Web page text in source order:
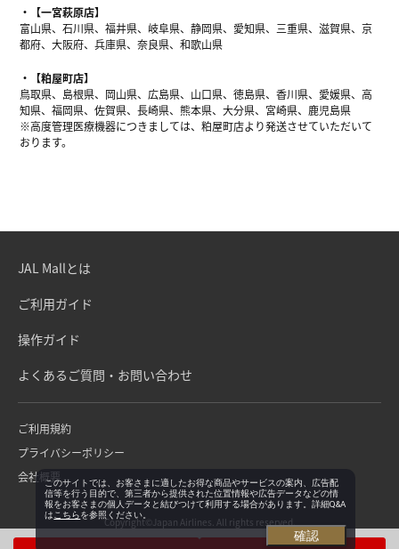
【一宮萩原店】
富山県、石川県、福井県、岐阜県、静岡県、愛知県、三重県、滋賀県、京
都府、大阪府、兵庫県、奈良県、和歌山県
【粕屋町店】
鳥取県、島根県、岡山県、広島県、山口県、徳島県、香川県、愛媛県、高
知県、福岡県、佐賀県、長崎県、熊本県、大分県、宮崎県、鹿児島県
※高度管理医療機器につきましては、粕屋町店より発送させていただいて
おります。
JAL Mallとは
ご利用ガイド
操作ガイド
よくあるご質問・お問い合わせ
ご利用規約
プライバシーポリシー
会社概要
Copyright©Japan Airlines. All rights reserved.
このサイトでは、お客さまに適したお得な商品やサービスの案内、広告配
信等を行う目的で、第三者から提供された位置情報や広告データなどの情
報をお客さまの個人データと結びつけて利用する場合があります。詳細Q&A
は こちらを参照ください。
確認